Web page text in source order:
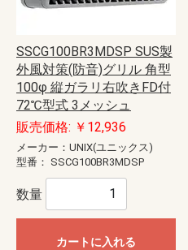
SSCG100BR3MDSP SUS製
外風対策(防音)グリル 角型
100φ 縦ガラリ右吹きFD付
72℃型式 3メッシュ
販売価格: ￥12,936
メーカー：UNIX(ユニックス)
型番： SSCG100BR3MDSP
数量
カートに入れる